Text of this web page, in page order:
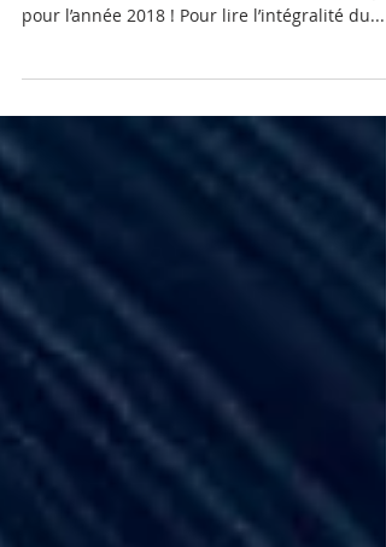
d’information
Bienvenue dans le 1er numéro du bulletin
pour l’année 2018 ! Pour lire l’intégralité du...